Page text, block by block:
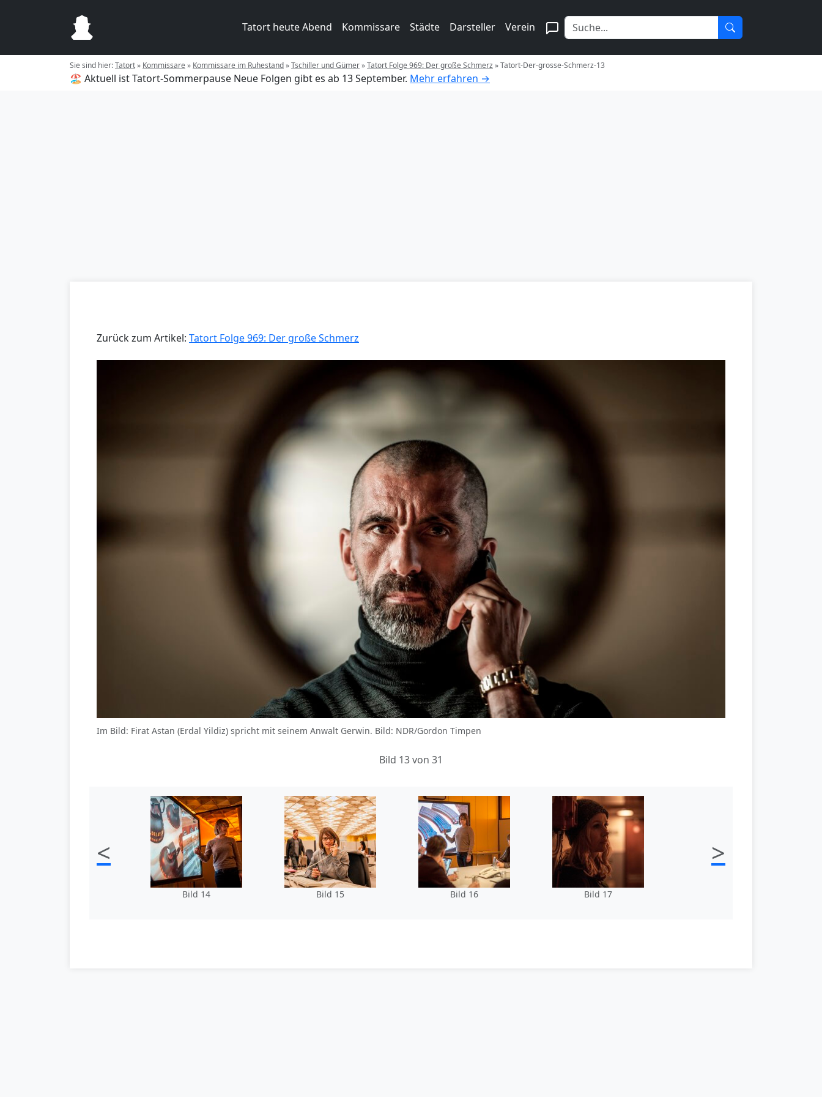
Tatort heute Abend Kommissare Städte Darsteller Verein
Sie sind hier:Tatort» Kommissare» Kommissare im Ruhestand»Tschiller und Gümer»Tatort Folge 969: Der große Schmerz»Tatort-Der-grosse-Schmerz-13
🏖️ Aktuell ist Tatort-Sommerpause Neue Folgen gibt es ab 13 September. Mehr erfahren →
Zurück zum Artikel: Tatort Folge 969: Der große Schmerz
Im Bild: Firat Astan (Erdal Yildiz) spricht mit seinem Anwalt Gerwin. Bild: NDR/Gordon Timpen
Bild 13 von 31
<
Bild 14 Bild 15 Bild 16 Bild 17
>